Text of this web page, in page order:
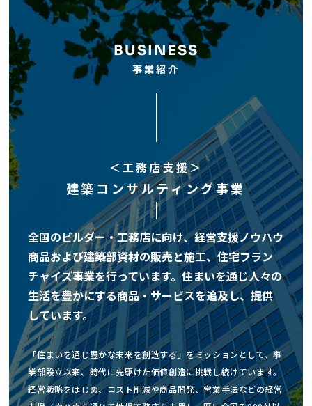
BUSINESS
事業紹介
＜工務店支援＞
建築コンサルティング事業
全国のビルダー・工務店に向け、経営支援ノウハウ
商品および建築部資材の販売と施工、住宅フラン
チャイズ事業を行っています。住まいを通じ人々の
生活を豊かにする商品・サービスを追及し、提供
しています。
「住まいを通じ豊かな未来を創造する」をミッションとして、事
業部設立以来、時代に先駆けた価値創造に挑戦し続けています。
経営戦略をはじめ、コスト削減や商品開発、営業手法などの経営